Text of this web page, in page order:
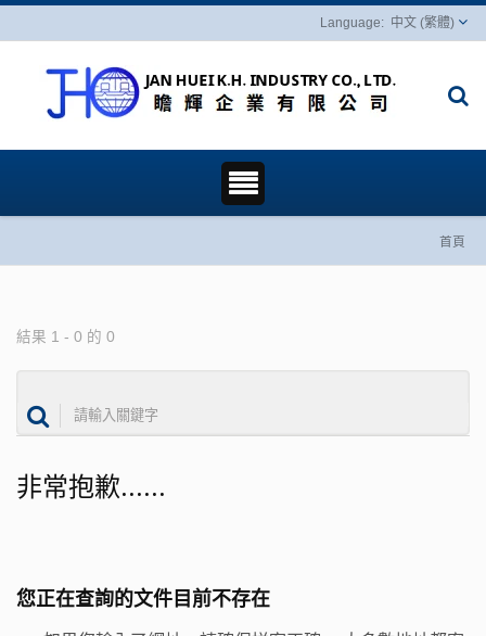
中文 (繁體)
首頁
結果 1 - 0 的 0
非常抱歉......
您正在查詢的文件目前不存在